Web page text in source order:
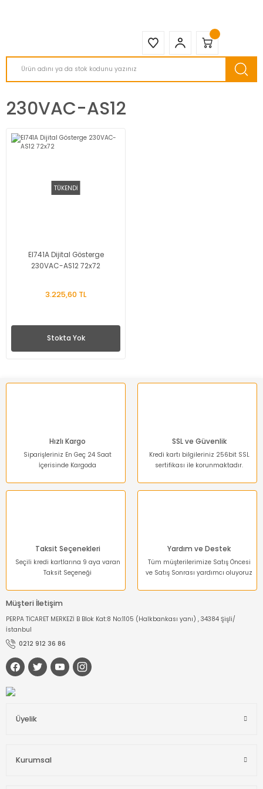
230VAC-AS12
TÜKENDİ
EI741A Dijital Gösterge
230VAC-AS12 72x72
3.225,60 TL
Stokta Yok
Hızlı Kargo
Siparişleriniz En Geç 24 Saat
İçerisinde Kargoda
SSL ve Güvenlik
Kredi kartı bilgileriniz 256bit SSL
sertifikası ile korunmaktadır.
Taksit Seçenekleri
Seçili kredi kartlarına 9 aya varan
Taksit Seçeneği
Yardım ve Destek
Tüm müşterilerimize Satış Öncesi
ve Satış Sonrası yardımcı oluyoruz
Müşteri İletişim
PERPA TİCARET MERKEZİ B Blok Kat:8 No:1105 (Halkbankası yanı) , 34384 Şişli/
İstanbul
0212 912 36 86
Üyelik
Kurumsal